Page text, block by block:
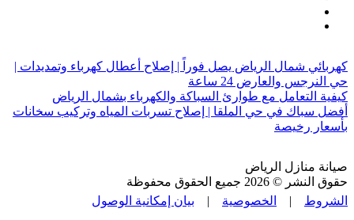
كهربائي شمال الرياض يصل فوراً | إصلاح أعطال كهرباء وتمديدات |
حي النرجس والعارض 24 ساعة
كيفية التعامل مع طوارئ السباكة والكهرباء بشمال الرياض
أفضل سباك في حي الملقا | إصلاح تسربات المياه وتركيب سخانات
بأسعار رخيصة
صيانة منازل الرياض
حقوق النشر © 2026 جميع الحقوق محفوظة
الشروط | الخصوصية | بيان إمكانية الوصول